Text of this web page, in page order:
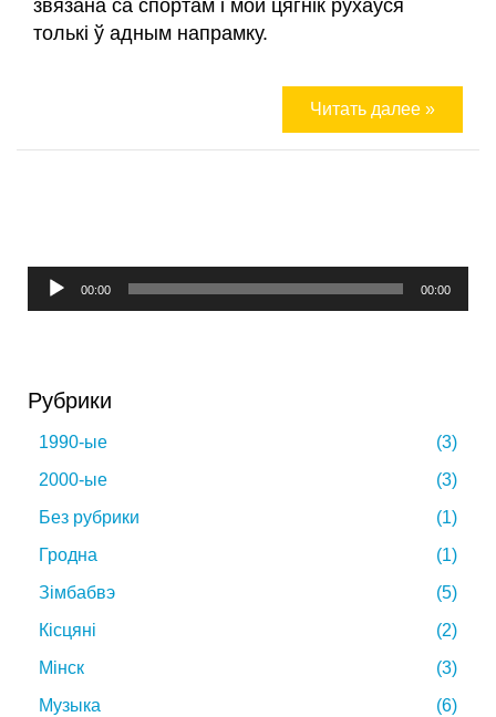
звязана са спортам і мой цягнік рухаўся
толькі ў адным напрамку.
Читать далее »
Аудыё-
прайгравальнік
00:00 00:00
Рубрики
1990-ые
(3)
2000-ые
(3)
Без рубрики
(1)
Гродна
(1)
Зімбабвэ
(5)
Кісцяні
(2)
Мінск
(3)
Музыка
(6)